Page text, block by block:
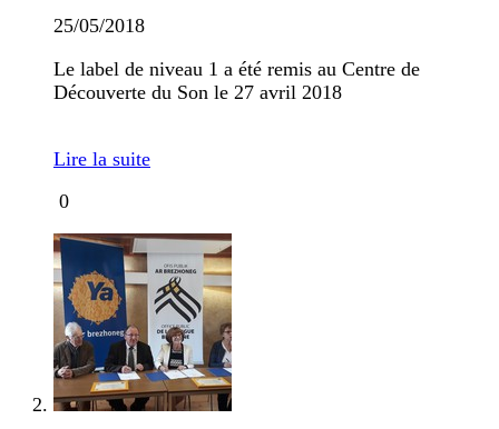
25/05/2018
Le label de niveau 1 a été remis au Centre de
Découverte du Son le 27 avril 2018
Lire la suite
0